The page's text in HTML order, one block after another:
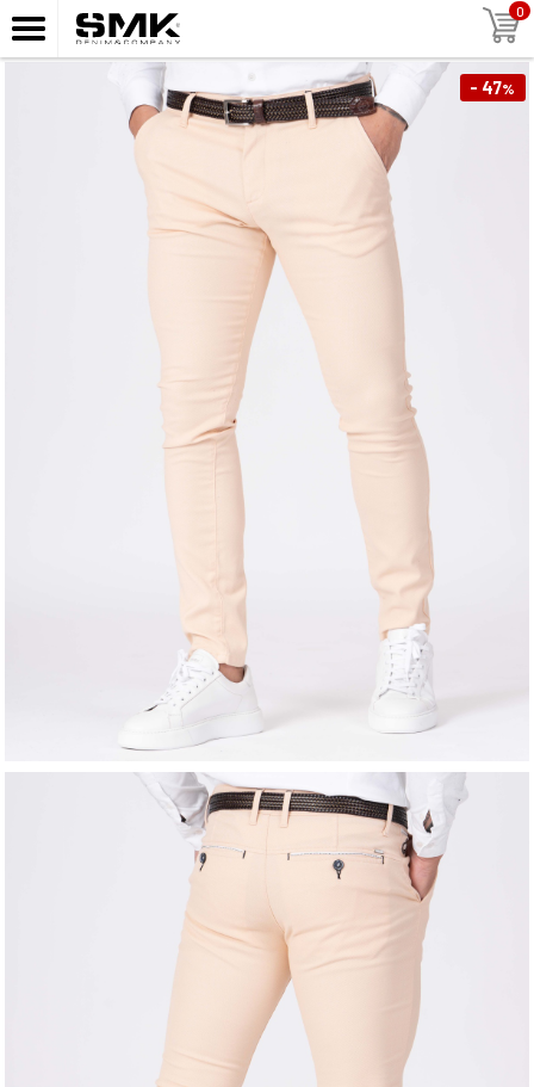
0
- 47%